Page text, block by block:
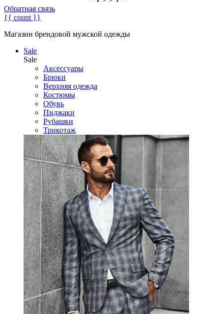
Обратная связь
{{ count }}
Магазин брендовой мужской одежды
Sale
Sale
Аксессуары
Брюки
Верхняя одежда
Костюмы
Обувь
Пиджаки
Рубашки
Трикотаж